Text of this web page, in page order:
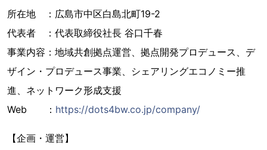
所在地 ：広島市中区白島北町19-2
代表者 ：代表取締役社長 谷口千春
事業内容：地域共創拠点運営、拠点開発プロデュース、デ
ザイン・プロデュース事業、シェアリングエコノミー推
進、ネットワーク形成支援
Web ： https://dots4bw.co.jp/company/
【企画・運営】